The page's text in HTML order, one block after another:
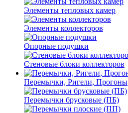
Элементы тепловых камер
Элементы коллекторов
Опорные подушки
Стеновые блоки коллекторов
Перемычки, Ригели, Прогоны
Перемычки брусковые (ПБ)